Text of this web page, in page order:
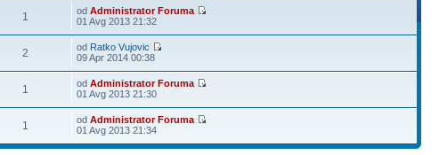
1 odAdministrator Foruma
01 Avg 2013 21:32
2 od Ratko Vujovic
09 Apr 2014 00:38
1 odAdministrator Foruma
01 Avg 2013 21:30
1 odAdministrator Foruma
01 Avg 2013 21:34